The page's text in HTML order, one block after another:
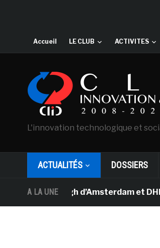
Accueil LE CLUB ACTIVITES
L'innovation technologique et
ACTUALITÉS DOSSIERS
A LA UNE
Van Gogh d’Amsterdam et DHL